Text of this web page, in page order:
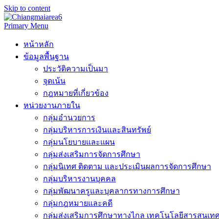
Skip to content
Primary Menu
หน้าหลัก
ข้อมูลพื้นฐาน
ประวัติความเป็นมา
จุดเน้น
กฎหมายที่เกี่ยวข้อง
หน่วยงานภายใน
กลุ่มอำนวยการ
กลุ่มบริหารการเงินและสินทรัพย์
กลุ่มนโยบายและแผน
กลุ่มส่งเสริมการจัดการศึกษา
กลุ่มนิเทศ ติดตาม และประเมินผลการจัดการศึกษา
กลุ่มบริหารงานบุคคล
กลุ่มพัฒนาครูและบุคลากรทางการศึกษา
กลุ่มกฎหมายและคดี
กลุ่มส่งเสริมการศึกษาทางไกล เทคโนโลยีสารสนเท